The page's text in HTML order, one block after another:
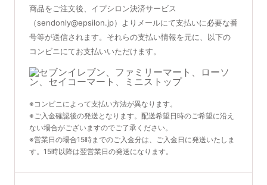
商品をご注文後、イプシロン決済サービス
（sendonly@epsilon.jp）よりメールにて支払いに必要な番
号等が送信されます。それらの支払い情報を元に、以下の
コンビニにてお支払いいただけます。
※コンビニによって支払い方法が異なります。
※ご入金確認後の発送となります。配送希望日時のご希望に沿え
ない場合がございますのでご了承ください。
※営業日の場合15時までのご入金分は、ご入金日に発送いたしま
す。15時以降は翌営業日の発送になります。